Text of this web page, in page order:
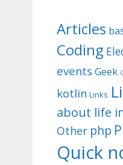
Articles
Coding
events Geek
kotlin Links
about life
Other php
Quick